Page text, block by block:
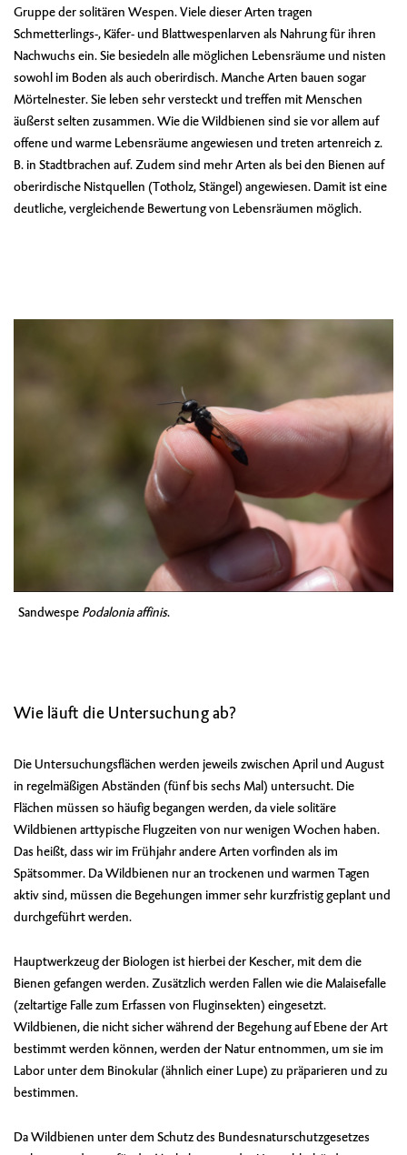
Gruppe der solitären Wespen. Viele dieser Arten tragen
Schmetterlings-, Käfer- und Blattwespenlarven als Nahrung für ihren
Nachwuchs ein. Sie besiedeln alle möglichen Lebensräume und nisten
sowohl im Boden als auch oberirdisch. Manche Arten bauen sogar
Mörtelnester. Sie leben sehr versteckt und treffen mit Menschen
äußerst selten zusammen. Wie die Wildbienen sind sie vor allem auf
offene und warme Lebensräume angewiesen und treten artenreich z.
B. in Stadtbrachen auf. Zudem sind mehr Arten als bei den Bienen auf
oberirdische Nistquellen (Totholz, Stängel) angewiesen. Damit ist eine
deutliche, vergleichende Bewertung von Lebensräumen möglich.
Sandwespe Podalonia affinis.
Wie läuft die Untersuchung ab?
Die Untersuchungsflächen werden jeweils zwischen April und August
in regelmäßigen Abständen (fünf bis sechs Mal) untersucht. Die
Flächen müssen so häufig begangen werden, da viele solitäre
Wildbienen arttypische Flugzeiten von nur wenigen Wochen haben.
Das heißt, dass wir im Frühjahr andere Arten vorfinden als im
Spätsommer. Da Wildbienen nur an trockenen und warmen Tagen
aktiv sind, müssen die Begehungen immer sehr kurzfristig geplant und
durchgeführt werden.
Hauptwerkzeug der Biologen ist hierbei der Kescher, mit dem die
Bienen gefangen werden. Zusätzlich werden Fallen wie die Malaisefalle
(zeltartige Falle zum Erfassen von Fluginsekten) eingesetzt.
Wildbienen, die nicht sicher während der Begehung auf Ebene der Art
bestimmt werden können, werden der Natur entnommen, um sie im
Labor unter dem Binokular (ähnlich einer Lupe) zu präparieren und zu
bestimmen.
Da Wildbienen unter dem Schutz des Bundesnaturschutzgesetzes